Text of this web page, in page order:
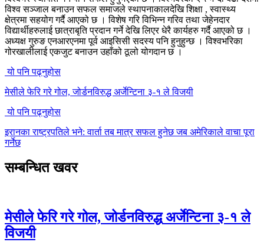
विश्व सञ्जाल बनाउन सफल समाजले स्थापनाकालदेखि शिक्षा , स्वास्थ्य
क्षेत्रमा सहयोग गर्दै आएको छ । विशेष गरि विभिन्न गरिव तथा जेहेनदार
विद्यार्थीहरुलाई छात्राबृति प्रदान गर्ने देखि लिएर धेरै कार्यहरु गर्दै आएको छ ।
अध्यक्ष गुरुङ एनआरएनमा पूर्व आइसिसी सदस्य पनि हुनुहुन्छ । विश्वभरिका
गोरखालीलाई एकजुट बनाउन उहाँको ठूलो योगदान छ ।
यो पनि पढ्नुहोस
मेसीले फेरि गरे गोल, जोर्डनविरुद्ध अर्जेन्टिना ३-१ ले विजयी
यो पनि पढ्नुहोस
इरानका राष्ट्रपतिले भने: वार्ता तब मात्र सफल हुनेछ जब अमेरिकाले वाचा पूरा
गर्नेछ
सम्बन्धित खवर
मेसीले फेरि गरे गोल, जोर्डनविरुद्ध अर्जेन्टिना ३-१ ले
विजयी